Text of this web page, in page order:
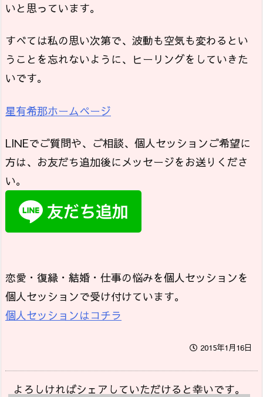
いと思っています。
すべては私の思い次第で、波動も空気も変わるとい
うことを忘れないように、ヒーリングをしていきた
いです。
星有希那ホームページ
LINEでご質問や、ご相談、個人セッションご希望に
方は、お友だち追加後にメッセージをお送りくださ
い。
恋愛・復縁・結婚・仕事の悩みを個人セッションを
個人セッションで受け付けています。
個人セッションはコチラ
2015年1月16日
よろしければシェアしていただけると幸いです。